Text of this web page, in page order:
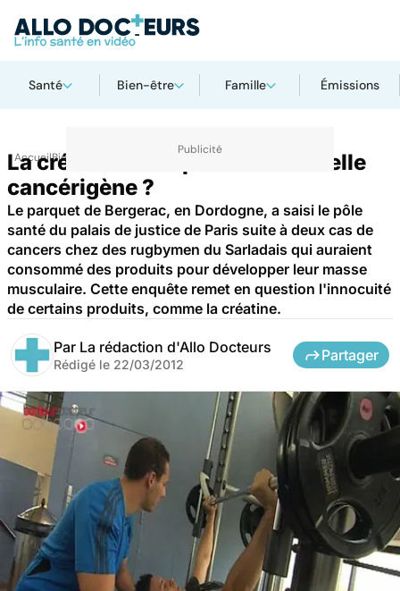
Santé Bien-être Famille Émissions
AccueilBien-être
La créatine des sportifs serait-elle
cancérigène ?
Le parquet de Bergerac, en Dordogne, a saisi le pôle
santé du palais de justice de Paris suite à deux cas de
cancers chez des rugbymen du Sarladais qui auraient
consommé des produits pour développer leur masse
musculaire. Cette enquête remet en question l'innocuité
de certains produits, comme la créatine.
Par La rédaction d'Allo Docteurs
Rédigé le 22/03/2012
Partager